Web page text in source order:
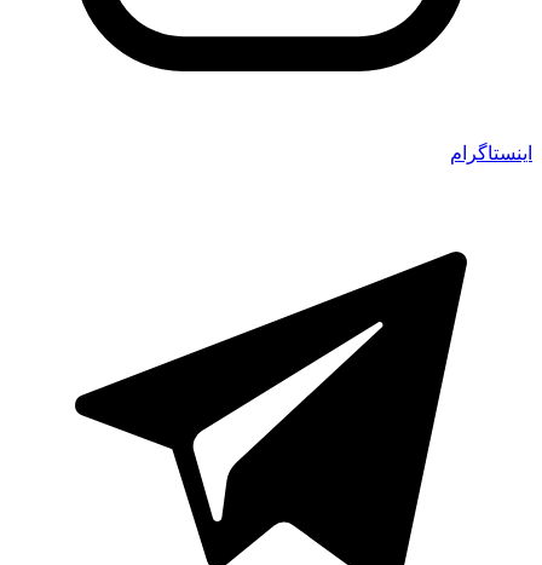
اینستاگرام